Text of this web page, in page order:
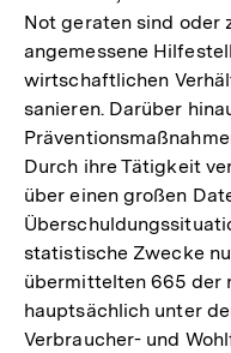
Not geraten sind oder
angemessene
wirtschaftlichen
sanieren. Darüber
Durch ihre Tätigkeit
über einen großen
statistische Zwecke
übermittelten 665 der
hauptsächlich unter
Verbraucher- und